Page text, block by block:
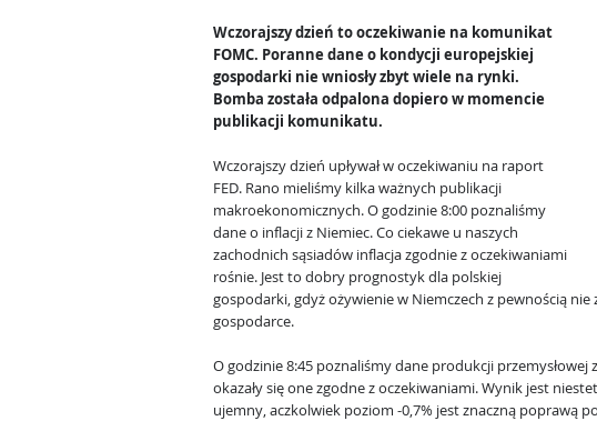
Wczorajszy dzień to oczekiwanie na komunikat
FOMC. Poranne dane o kondycji europejskiej
gospodarki nie wniosły zbyt wiele na rynki.
Bomba została odpalona dopiero w momencie
publikacji komunikatu.
Wczorajszy dzień upływał w oczekiwaniu na raport
FED. Rano mieliśmy kilka ważnych publikacji
makroekonomicznych. O godzinie 8:00 poznaliśmy
dane o inflacji z Niemiec. Co ciekawe u naszych
zachodnich sąsiadów inflacja zgodnie z oczekiwaniami
rośnie. Jest to dobry prognostyk dla polskiej
gospodarki, gdyż ożywienie w Niemczech z pewnością nie
gospodarce.
O godzinie 8:45 poznaliśmy dane produkcji przemysłowej
okazały się one zgodne z oczekiwaniami. Wynik jest
ujemny, aczkolwiek poziom -0,7% jest znaczną poprawą